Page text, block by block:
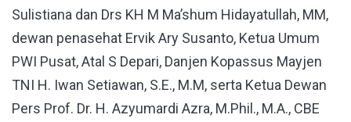
Sulistiana dan Drs KH M Ma’shum Hidayatullah, MM,
dewan penasehat Ervik Ary Susanto, Ketua Umum
PWI Pusat, Atal S Depari, Danjen Kopassus Mayjen
TNI H. Iwan Setiawan, S.E., M.M, serta Ketua Dewan
Pers Prof. Dr. H. Azyumardi Azra, M.Phil., M.A., CBE